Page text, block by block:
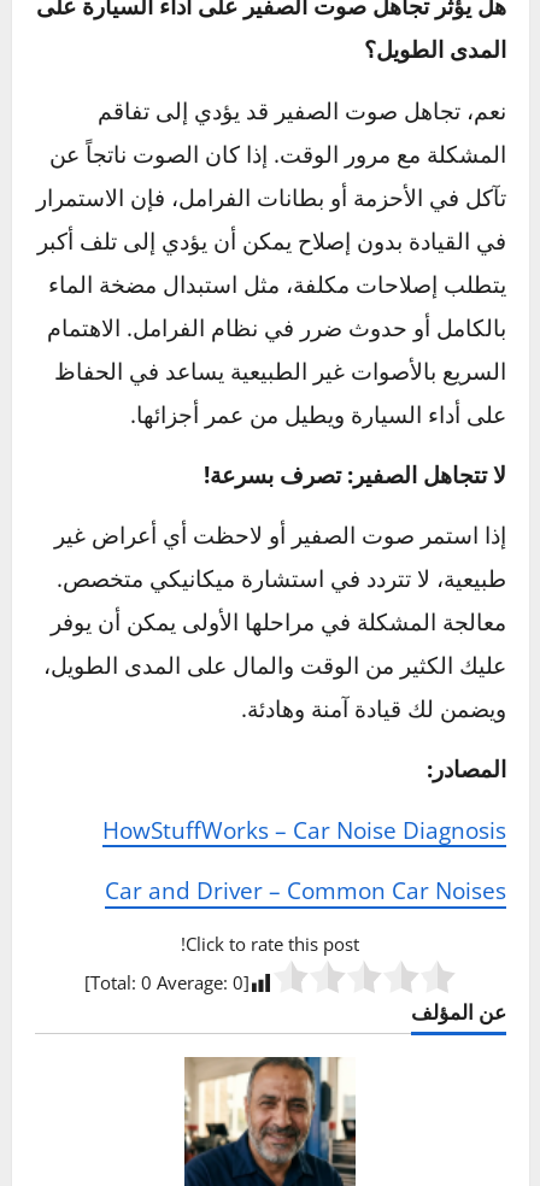
تفلح هذه الخطوات، فقد يكون من الأفضل
استشارة ميكانيكي لتجنب تفاقم المشكلة​.
ما هي العلامات الأخرى التي تشير إلى أن صوت
الصفير يحتاج إلى اهتمام فوري؟
إلى جانب صوت الصفير، قد تلاحظ علامات أخرى
تشير إلى مشكلة خطيرة، مثل اهتزاز السيارة أثناء
القيادة، أو انخفاض كفاءة الفرامل، أو ارتفاع في
درجة حرارة المحرك. إذا كان صوت الصفير مصحوباً
بإحدى هذه العلامات، فمن الأفضل التوجه فوراً إلى
ميكانيكي للفحص، حيث أن هذه الأعراض قد تدل
على مشاكل مثل خلل في مضخة الماء أو حاجة إلى
استبدال أقراص الفرامل​.
هل يؤثر تجاهل صوت الصفير على أداء السيارة على
المدى الطويل؟
المشكلة مع مرور الوقت. إذا كان الصوت ناتجاً عن
تآكل في الأحزمة أو بطانات الفرامل، فإن الاستمرار
في القيادة بدون إصلاح يمكن أن يؤدي إلى تلف أكبر
يتطلب إصلاحات مكلفة، مثل استبدال مضخة الماء
بالكامل أو حدوث ضرر في نظام الفرامل. الاهتمام
السريع بالأصوات غير الطبيعية يساعد في الحفاظ
على أداء السيارة ويطيل من عمر أجزائها​.
لا تتجاهل الصفير: تصرف بسرعة!